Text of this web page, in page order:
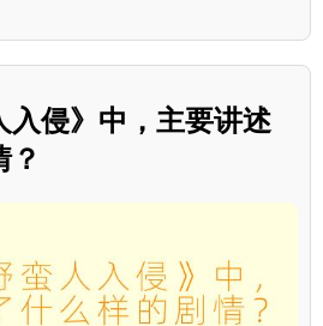
入侵》中，主要讲述
？